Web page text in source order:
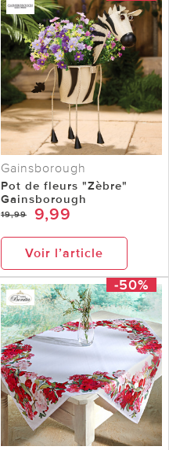
Gainsborough
Pot de fleurs "Zèbre"
Gainsborough
19,99 9,99
Voir l’article
-50%